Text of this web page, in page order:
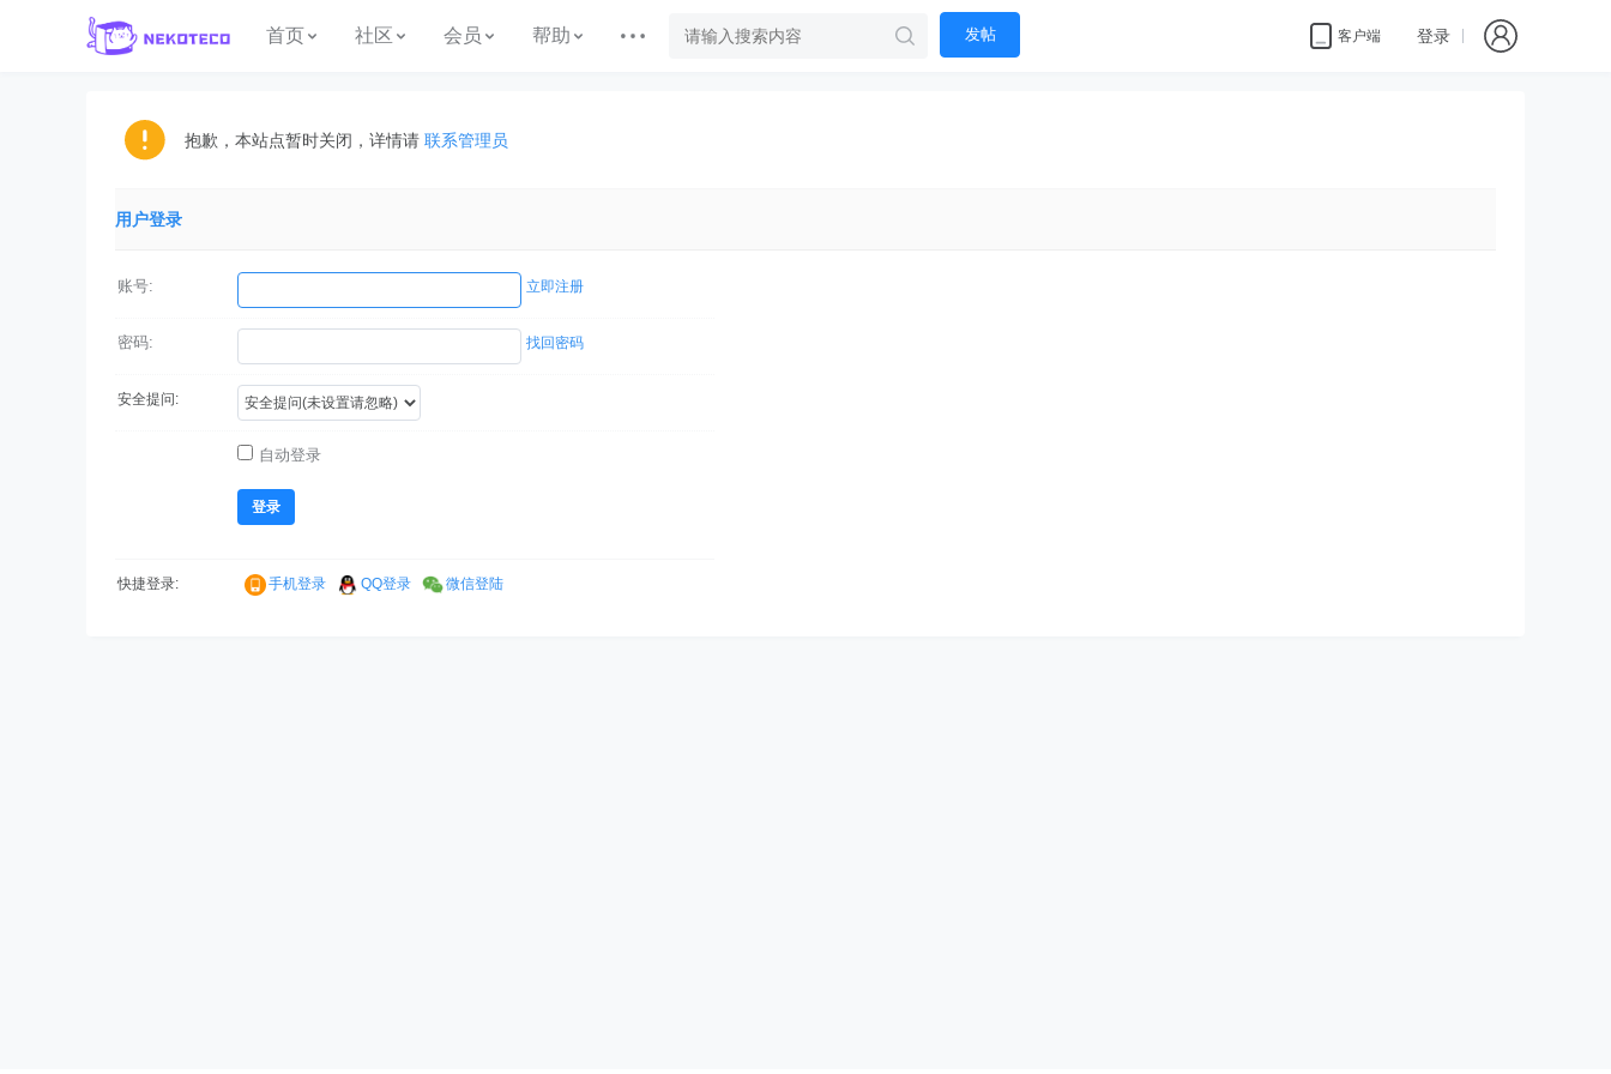
首页 社区 会员 帮助 发帖 客户端 登录
抱歉，本站点暂时关闭，详情请 联系管理员
用户登录
账号: 立即注册
密码: 找回密码
安全提问:
自动登录
登录
快捷登录: 手机登录 QQ登录 微信登陆